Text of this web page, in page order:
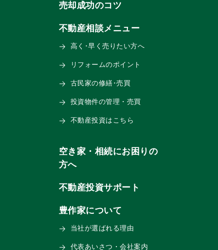
売却成功のコツ
不動産相談メニュー
高く･早く売りたい方へ
リフォームのポイント
古民家の修繕･売買
投資物件の管理・売買
不動産投資はこちら
空き家・相続にお困りの
方へ
不動産投資サポート
豊作家について
当社が選ばれる理由
代表あいさつ・会社案内